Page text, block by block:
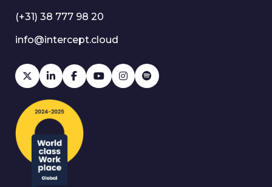
(+31) 38 777 98 20
info@intercept.cloud